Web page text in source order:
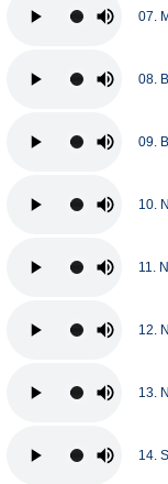
07.
08.
09.
10.
11.
12.
13.
14.